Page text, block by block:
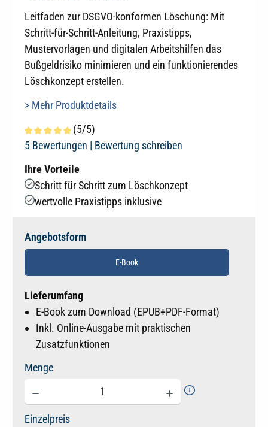
Leitfaden zur DSGVO-konformen Löschung: Mit
Schritt-für-Schritt-Anleitung, Praxistipps,
Mustervorlagen und digitalen Arbeitshilfen das
Bußgeldrisiko minimieren und ein funktionierendes
Löschkonzept erstellen.
> Mehr Produktdetails
Durchschnittliche Bewertung von 5 von 5 Sternen
(5/5)
5 Bewertungen | Bewertung schreiben
Ihre Vorteile
Schritt für Schritt zum Löschkonzept
wertvolle Praxistipps inklusive
Angebotsform
E-Book
Lieferumfang
E-Book zum Download (EPUB+PDF-Format)
Inkl. Online-Ausgabe mit praktischen
Zusatzfunktionen
Menge
Einzelpreis